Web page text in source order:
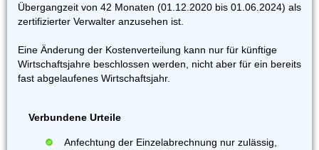
Übergangzeit von 42 Monaten (01.12.2020 bis 01.06.2024) als
zertifizierter Verwalter anzusehen ist.
Eine Änderung der Kostenverteilung kann nur für künftige
Wirtschaftsjahre beschlossen werden, nicht aber für ein bereits
fast abgelaufenes Wirtschaftsjahr.
Verbundene Urteile
Anfechtung der Einzelabrechnung nur zulässig,